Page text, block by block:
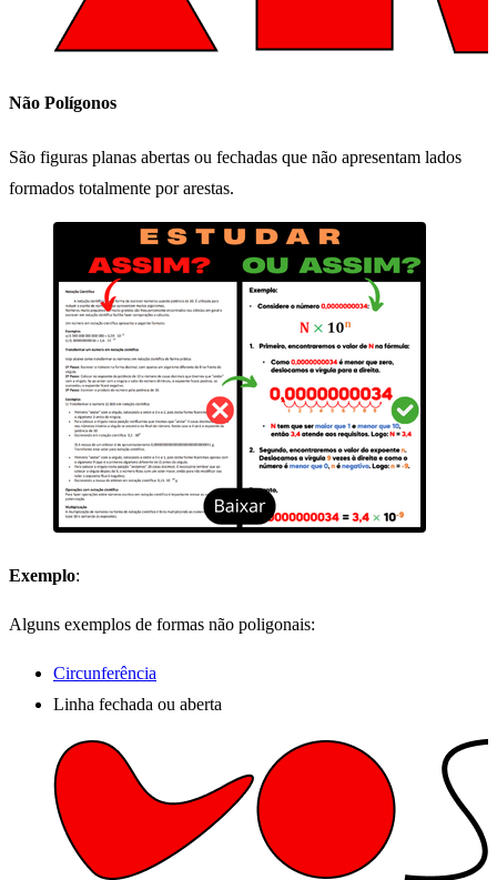
Não Polígonos
São figuras planas abertas ou fechadas que não apresentam lados
formados totalmente por arestas.
Exemplo:
Alguns exemplos de formas não poligonais:
Circunferência
Linha fechada ou aberta